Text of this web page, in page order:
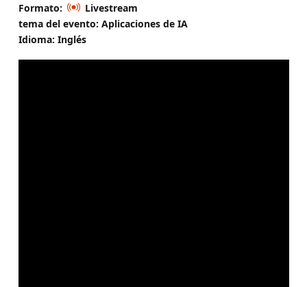
Formato:
Livestream
tema del evento: Aplicaciones de IA
Idioma: Inglés